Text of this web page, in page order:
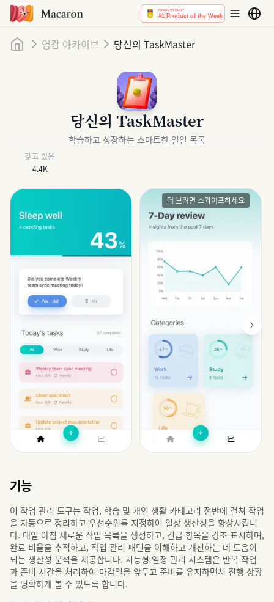
홈 영감 아카이브 당신의 TaskMaster
당신의 TaskMaster
학습하고 성장하는 스마트한 일일 목록
갖고 있음
4.4K
더 보려면 스와이프하세요
기능
이 작업 관리 도구는 작업, 학습 및 개인 생활 카테고리 전반에 걸쳐 작업
을 자동으로 정리하고 우선순위를 지정하여 일상 생산성을 향상시킵니
다. 매일 아침 새로운 작업 목록을 생성하고, 긴급 항목을 강조 표시하며,
완료 비율을 추적하고, 작업 관리 패턴을 이해하고 개선하는 데 도움이
되는 생산성 분석을 제공합니다. 지능형 일정 관리 시스템은 반복 작업
과 준비 시간을 처리하여 마감일을 앞두고 준비를 유지하면서 진행 상황
을 명확하게 볼 수 있도록 합니다.